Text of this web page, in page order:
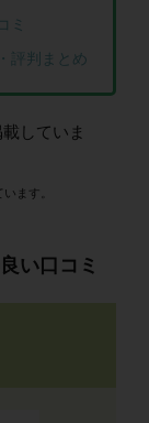
ミ
評判まとめ
していま
ます。
い口コミ